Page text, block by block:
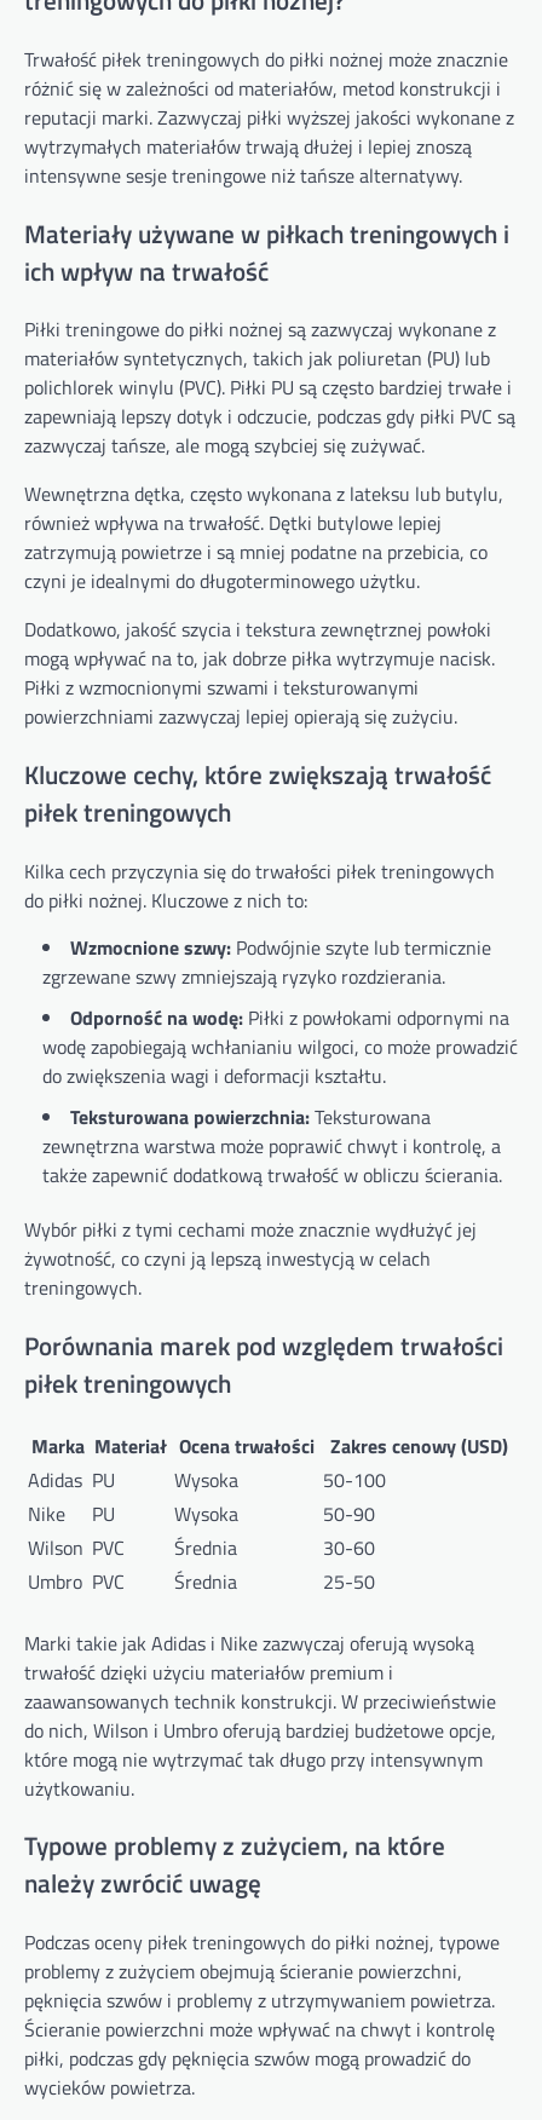
Trwałość piłek treningowych do piłki nożnej może znacznie
różnić się w zależności od materiałów, metod konstrukcji i
reputacji marki. Zazwyczaj piłki wyższej jakości wykonane z
wytrzymałych materiałów trwają dłużej i lepiej znoszą
intensywne sesje treningowe niż tańsze alternatywy.
Materiały używane w piłkach treningowych i
ich wpływ na trwałość
Piłki treningowe do piłki nożnej są zazwyczaj wykonane z
materiałów syntetycznych, takich jak poliuretan (PU) lub
polichlorek winylu (PVC). Piłki PU są często bardziej trwałe i
zapewniają lepszy dotyk i odczucie, podczas gdy piłki PVC są
zazwyczaj tańsze, ale mogą szybciej się zużywać.
Wewnętrzna dętka, często wykonana z lateksu lub butylu,
również wpływa na trwałość. Dętki butylowe lepiej
zatrzymują powietrze i są mniej podatne na przebicia, co
czyni je idealnymi do długoterminowego użytku.
Dodatkowo, jakość szycia i tekstura zewnętrznej powłoki
mogą wpływać na to, jak dobrze piłka wytrzymuje nacisk.
Piłki z wzmocnionymi szwami i teksturowanymi
powierzchniami zazwyczaj lepiej opierają się zużyciu.
Kluczowe cechy, które zwiększają trwałość
piłek treningowych
Kilka cech przyczynia się do trwałości piłek treningowych
do piłki nożnej. Kluczowe z nich to:
Wzmocnione szwy: Podwójnie szyte lub termicznie
zgrzewane szwy zmniejszają ryzyko rozdzierania.
Odporność na wodę: Piłki z powłokami odpornymi na
wodę zapobiegają wchłanianiu wilgoci, co może prowadzić
do zwiększenia wagi i deformacji kształtu.
Teksturowana powierzchnia:Teksturowana
zewnętrzna warstwa może poprawić chwyt i kontrolę, a
także zapewnić dodatkową trwałość w obliczu ścierania.
Wybór piłki z tymi cechami może znacznie wydłużyć jej
żywotność, co czyni ją lepszą inwestycją w celach
treningowych.
Porównania marek pod względem trwałości
piłek treningowych
Marka Materiał Ocena trwałości Zakres cenowy (USD)
Adidas PU Wysoka
50-100
Nike
PU Wysoka
50-90
Wilson PVC Średnia
30-60
Umbro PVC Średnia 25-50
Marki takie jak Adidas i Nike zazwyczaj oferują wysoką
trwałość dzięki użyciu materiałów premium i
zaawansowanych technik konstrukcji. W przeciwieństwie
do nich, Wilson i Umbro oferują bardziej budżetowe opcje,
które mogą nie wytrzymać tak długo przy intensywnym
użytkowaniu.
Typowe problemy z zużyciem, na które
należy zwrócić uwagę
Podczas oceny piłek treningowych do piłki nożnej, typowe
problemy z zużyciem obejmują ścieranie powierzchni,
pęknięcia szwów i problemy z utrzymywaniem powietrza.
Ścieranie powierzchni może wpływać na chwyt i kontrolę
piłki, podczas gdy pęknięcia szwów mogą prowadzić do
wycieków powietrza.